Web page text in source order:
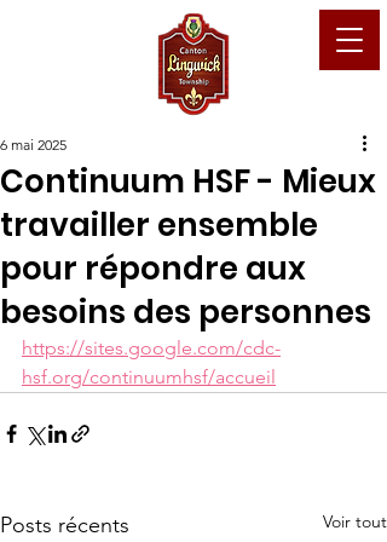
Continuum HSF - Mieux
travailler ensemble
pour répondre aux
besoins des personnes
6 mai 2025
https://sites.google.com/cdc-
hsf.org/continuumhsf/accueil
Posts récents Voir tout